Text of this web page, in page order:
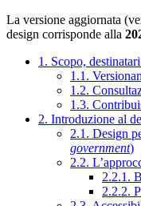
La versione aggiornata
design corrisponde alla
1. Scopo,
1.1.
1.2.
1.3.
2. Introduzione al
2.1. Design
government)
2.2.
2.2.1.
2.2.2.